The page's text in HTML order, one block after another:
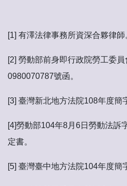
[1] 有澤法律事務所資深合夥律師
[2] 勞動部前身即行政院勞工委
0980070787號函。
[3] 臺灣新北地方法院108年度簡
[4]勞動部104年8月6日勞動法訴
定書。
[5] 臺灣臺中地方法院104年度簡